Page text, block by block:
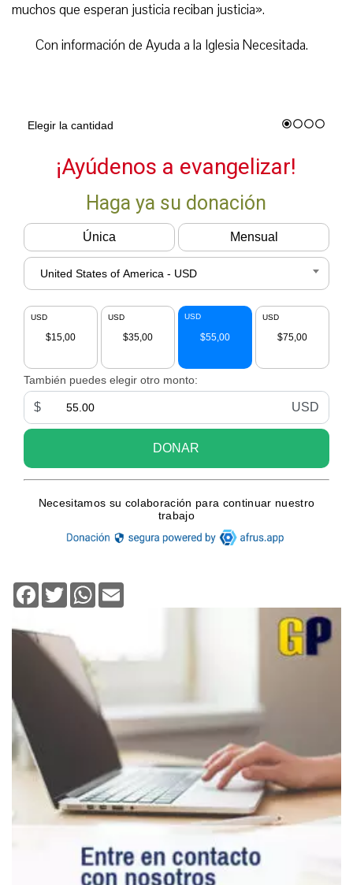
muchos que esperan justicia reciban justicia».
Con información de Ayuda a la Iglesia Necesitada.
Facebook
TwitterWhatsApp